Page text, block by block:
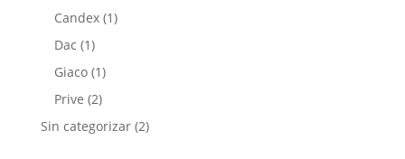
Candex (1)
Dac (1)
Giaco (1)
Prive (2)
Sin categorizar (2)